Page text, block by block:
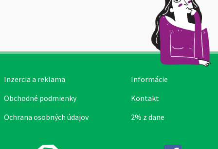
Inzercia a reklama
Obchodné podmienky
Ochrana osobných údajov
Informácie
Kontakt
2% z dane